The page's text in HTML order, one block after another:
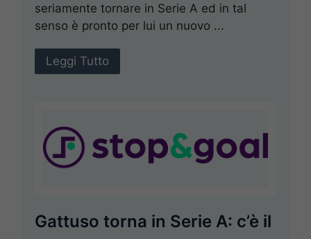
seriamente tornare in Serie A ed in tal
senso è pronto per lui un nuovo ...
Leggi Tutto
Gattuso torna in Serie A: c’è il